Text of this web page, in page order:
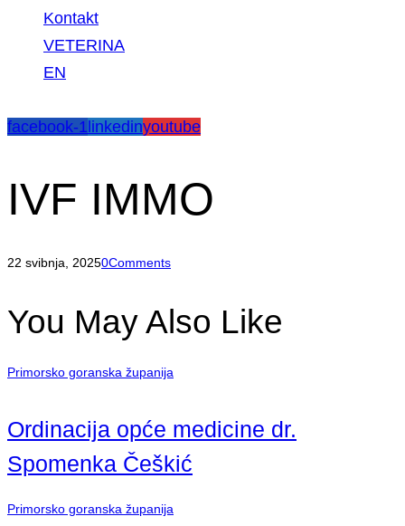
Kontakt
VETERINA
EN
facebook-1 linkedinyoutube
IVF IMMO
22 svibnja, 20250Comments
You May Also Like
Primorsko goranska županija
Ordinacija opće medicine dr.
Spomenka Češkić
Primorsko goranska županija